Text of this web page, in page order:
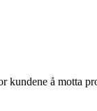
å motta